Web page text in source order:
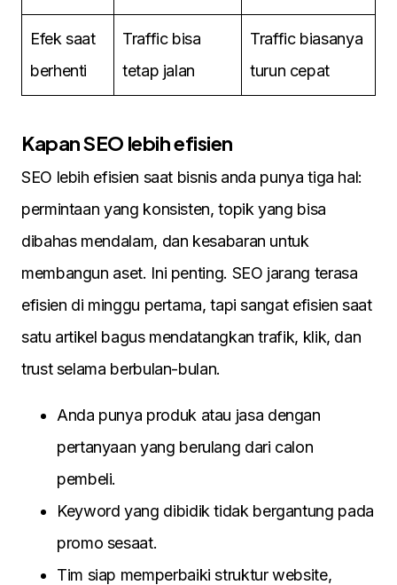
Efek saat
berhenti
Traffic bisa
tetap jalan
Traffic biasanya
turun cepat
Kapan SEO lebih efisien
SEO lebih efisien saat bisnis anda punya tiga hal:
permintaan yang konsisten, topik yang bisa
dibahas mendalam, dan kesabaran untuk
membangun aset. Ini penting. SEO jarang terasa
efisien di minggu pertama, tapi sangat efisien saat
satu artikel bagus mendatangkan trafik, klik, dan
trust selama berbulan-bulan.
Anda punya produk atau jasa dengan
pertanyaan yang berulang dari calon
pembeli.
Keyword yang dibidik tidak bergantung pada
promo sesaat.
Tim siap memperbaiki struktur website,